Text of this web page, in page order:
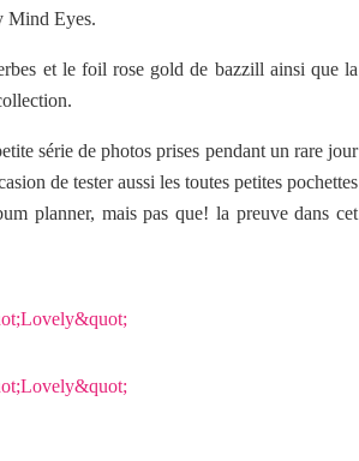
Mind Eyes.
et le foil rose gold de bazzill ainsi que la
série de photos prises pendant un rare jour
de tester aussi les toutes petites pochettes
planner, mais pas que! la preuve dans cet